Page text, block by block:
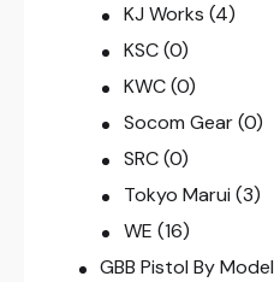
KJ Works (4)
KSC (0)
KWC (0)
Socom Gear (0)
SRC (0)
Tokyo Marui (3)
WE (16)
GBB Pistol By Model